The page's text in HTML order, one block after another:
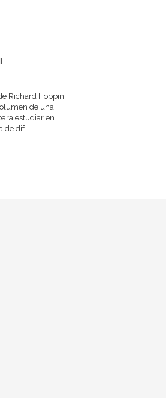
Richard Hoppin,
de una
estudiar en
de dif...